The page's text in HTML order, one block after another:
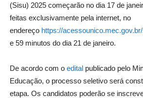
(Sisu) 2025 começarão no dia 17 de
feitas exclusivamente pela internet, no
endereço https://
e 59 minutos do dia 21 de janeiro.
De acordo com o edital publicado pelo
Educação, o processo seletivo será
etapa. Os candidatos poderão se